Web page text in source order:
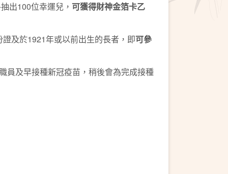
出100位幸運兒， 可獲得財神金箔卡乙
及於1921年或以前出生的長者，即可參
員及早接種新冠疫苗，稍後會為完成接種